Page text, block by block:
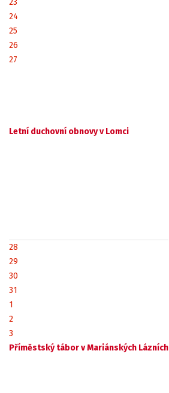
23
24
25
26
27
Letní duchovní obnovy v Lomci
28
29
30
31
1
2
3
Příměstský tábor v Mariánských Lázních